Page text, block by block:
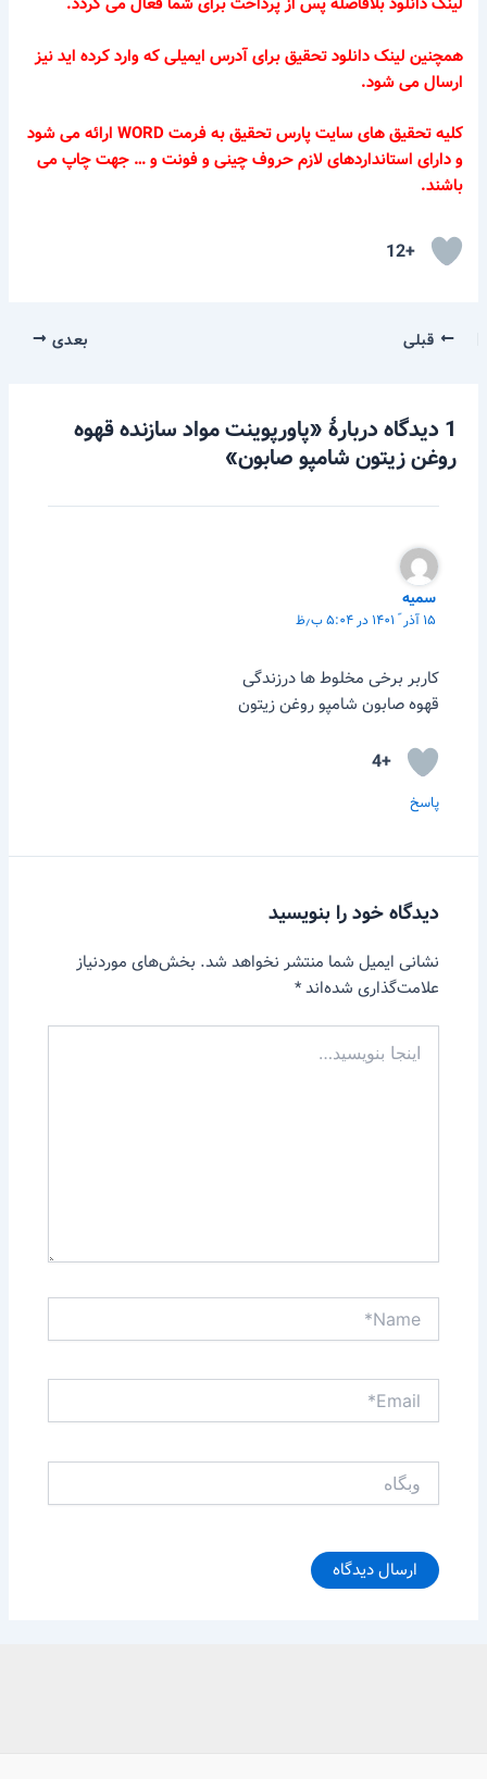
لینک دانلود بلافاصله پس از پرداخت برای شما فعال می گردد.
همچنین لینک دانلود تحقیق برای آدرس ایمیلی که وارد کرده اید نیز
ارسال می شود.
کلیه تحقیق های سایت پارس تحقیق به فرمت WORD ارائه می شود
و دارای استانداردهای لازم حروف چینی و فونت و … جهت چاپ می
باشند.
+12
قبلی بعدی
1 دیدگاه دربارهٔ «پاورپوینت مواد سازنده قهوه
روغن زیتون شامپو صابون»
سمیه
۱۵ آذر ّ ۱۴۰۱ در ۵:۰۴ ب٫ظ
کاربر برخی مخلوط ها درزندگی
قهوه صابون شامپو روغن زیتون
+4
پاسخ
دیدگاه‌ خود را بنویسید
نشانی ایمیل شما منتشر نخواهد شد. بخش‌های موردنیاز
علامت‌گذاری شده‌اند*
بنویسید…
Name*
Email*
وبگاه